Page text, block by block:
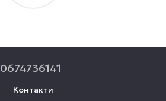
0674736141
Контакти